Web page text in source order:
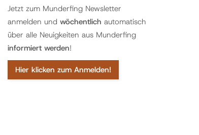
Jetzt zum Munderfing Newsletter
anmelden und wöchentlich automatisch
über alle Neuigkeiten aus Munderfing
informiert werden!
Hier klicken zum Anmelden!